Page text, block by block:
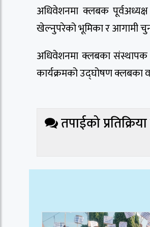
अधिवेशनमा क्लबक
खेल्नुपरेको भूमिका र आगामी
अधिवेशनमा क्लबका
कार्यक्रमको उद्घोषण क्लबका
तपाईको